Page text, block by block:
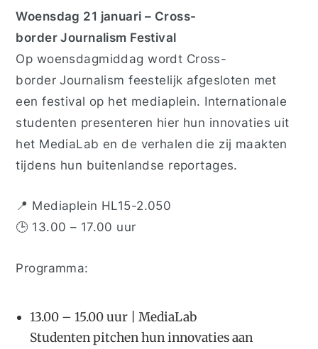
Woensdag 21 januari – Cross-
border Journalism Festival
Op woensdagmiddag wordt Cross-
border Journalism feestelijk afgesloten met
een festival op het mediaplein. Internationale
studenten presenteren hier hun innovaties uit
het MediaLab en de verhalen die zij maakten
tijdens hun buitenlandse reportages.
📍 Mediaplein HL15-2.050
🕒 13.00 – 17.00 uur
Programma:
13.00 – 15.00 uur | MediaLab
Studenten pitchen hun innovaties aan